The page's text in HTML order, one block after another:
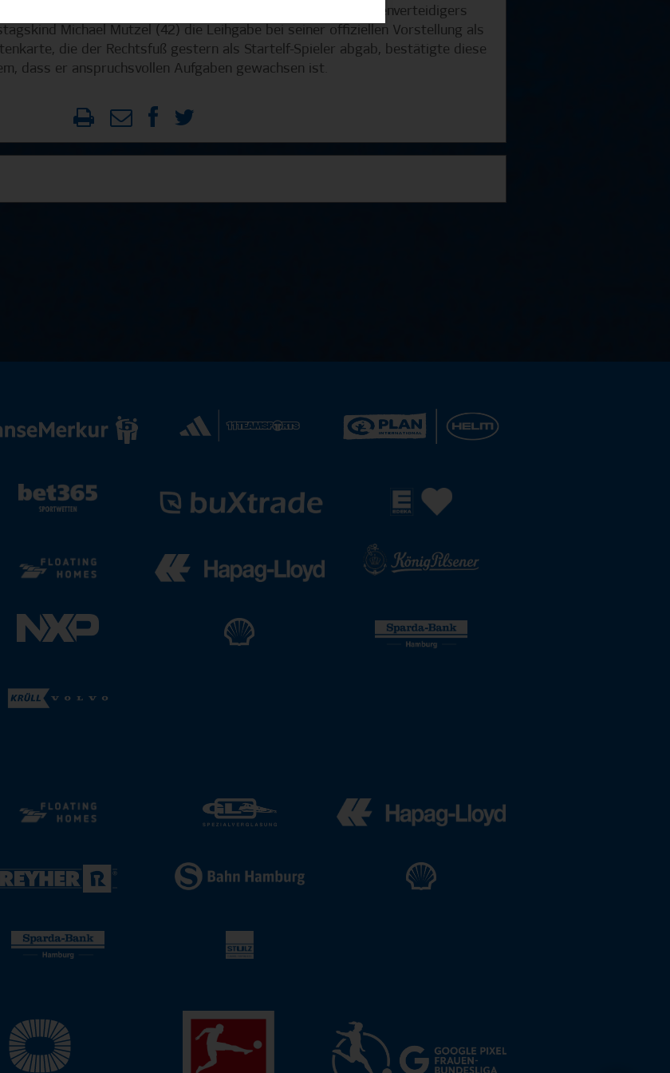
Antizipationsgabe viele Fähigkeiten eines modernen Innenverteidigers
Michael Mutzel (42) die Leihgabe bei seiner offiziellen Vorstellung als
die der Rechtsfuß gestern als Startelf-Spieler abgab, bestätigte diese
dass er anspruchsvollen Aufgaben gewachsen ist.